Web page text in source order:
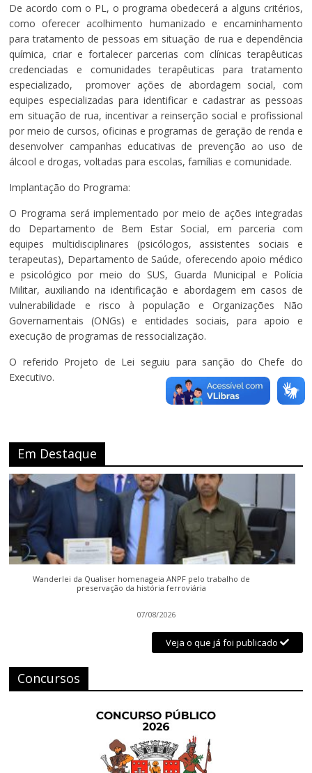
De acordo com o PL, o programa obedecerá a alguns critérios,
como oferecer acolhimento humanizado e encaminhamento
para tratamento de pessoas em situação de rua e dependência
química, criar e fortalecer parcerias com clínicas terapêuticas
credenciadas e comunidades terapêuticas para tratamento
especializado, promover ações de abordagem social, com
equipes especializadas para identificar e cadastrar as pessoas
em situação de rua, incentivar a reinserção social e profissional
por meio de cursos, oficinas e programas de geração de renda e
desenvolver campanhas educativas de prevenção ao uso de
álcool e drogas, voltadas para escolas, famílias e comunidade.
Implantação do Programa:
O Programa será implementado por meio de ações integradas
do Departamento de Bem Estar Social, em parceria com
equipes multidisciplinares (psicólogos, assistentes sociais e
terapeutas), Departamento de Saúde, oferecendo apoio médico
e psicológico por meio do SUS, Guarda Municipal e Polícia
Militar, auxiliando na identificação e abordagem em casos de
vulnerabilidade e risco à população e Organizações Não
Governamentais (ONGs) e entidades sociais, para apoio e
execução de programas de ressocialização.
O referido Projeto de Lei seguiu para sanção do Chefe do
Executivo.
Em Destaque
Wanderlei da Qualiser homenageia ANPF pelo trabalho de
preservação da história ferroviária
07/08/2026
Veja o que já foi publicado
Concursos